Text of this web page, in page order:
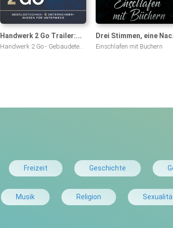
Handwerk 2 Go Trailer:...
Handwerk 2 Go - Gebäudete...
Drei Stimmen, eine
Einschlafen mit Büchern
Freizeit Geschichte
Musik Religion